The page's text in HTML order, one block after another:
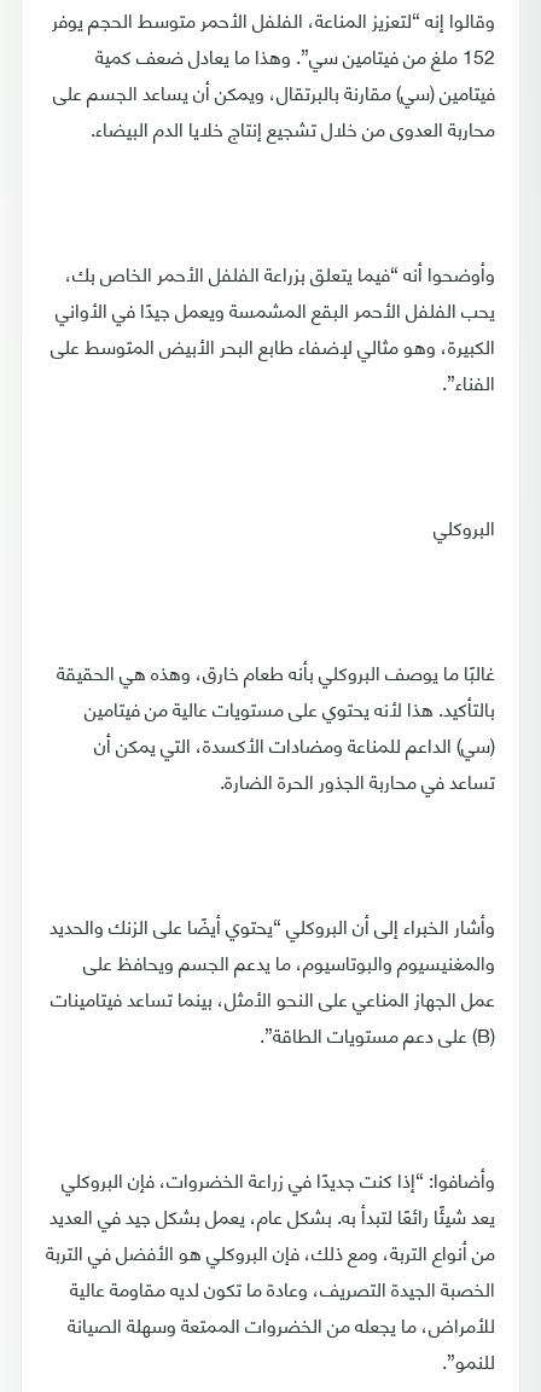
وقالوا إنه “لتعزيز المناعة، الفلفل الأحمر متوسط ​​الحجم يوفر
152 ملغ من فيتامين سي”. وهذا ما يعادل ضعف كمية
فيتامين (سي) مقارنة بالبرتقال، ويمكن أن يساعد الجسم على
محاربة العدوى من خلال تشجيع إنتاج خلايا الدم البيضاء.
وأوضحوا أنه “فيما يتعلق بزراعة الفلفل الأحمر الخاص بك،
يحب الفلفل الأحمر البقع المشمسة ويعمل جيدًا في الأواني
الكبيرة، وهو مثالي لإضفاء طابع البحر الأبيض المتوسط ​​على
الفناء”.
البروكلي
غالبًا ما يوصف البروكلي بأنه طعام خارق، وهذه هي الحقيقة
بالتأكيد. هذا لأنه يحتوي على مستويات عالية من فيتامين
(سي) الداعم للمناعة ومضادات الأكسدة، التي يمكن أن
تساعد في محاربة الجذور الحرة الضارة.
وأشار الخبراء إلى أن البروكلي “يحتوي أيضًا على الزنك والحديد
والمغنيسيوم والبوتاسيوم، ما يدعم الجسم ويحافظ على
عمل الجهاز المناعي على النحو الأمثل، بينما تساعد فيتامينات
(B) على دعم مستويات الطاقة”.
وأضافوا: “إذا كنت جديدًا في زراعة الخضروات، فإن البروكلي
يعد شيئًا رائعًا لتبدأ به. بشكل عام، يعمل بشكل جيد في العديد
من أنواع التربة، ومع ذلك، فإن البروكلي هو الأفضل في التربة
الخصبة الجيدة التصريف، وعادة ما تكون لديه مقاومة عالية
للأمراض، ما يجعله من الخضروات الممتعة وسهلة الصيانة
للنمو”.